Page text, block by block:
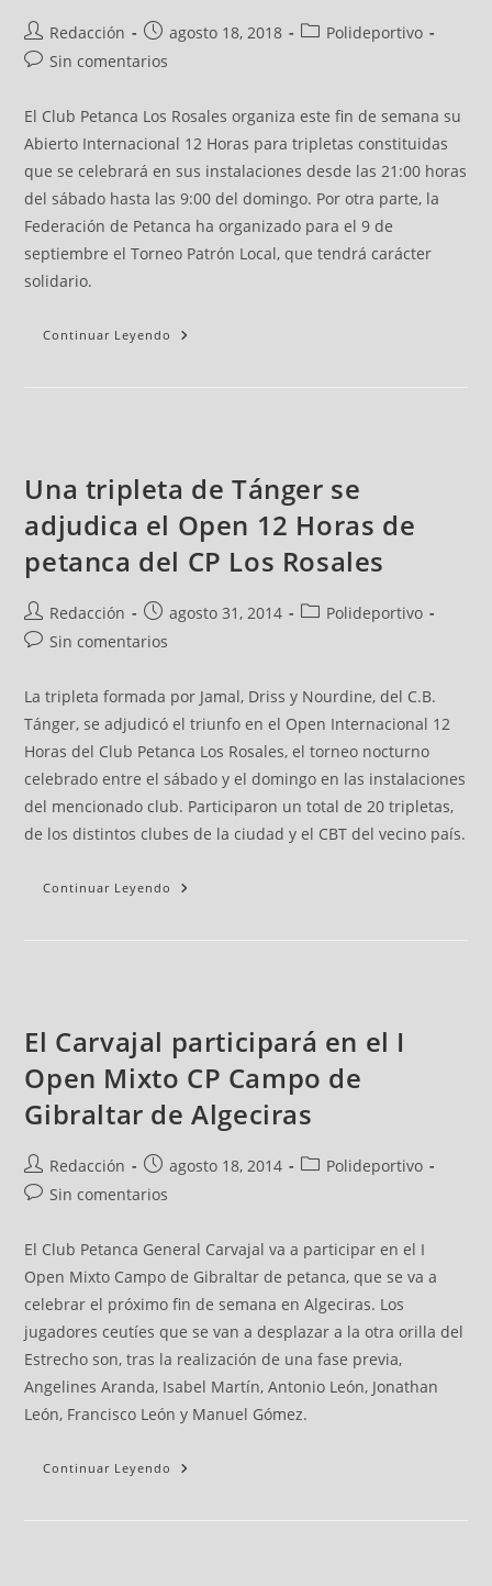
Redacción agosto 18, 2018
Polideportivo
Sin comentarios
El Club Petanca Los Rosales organiza este fin de semana su
Abierto Internacional 12 Horas para tripletas constituidas
que se celebrará en sus instalaciones desde las 21:00 horas
del sábado hasta las 9:00 del domingo. Por otra parte, la
Federación de Petanca ha organizado para el 9 de
septiembre el Torneo Patrón Local, que tendrá carácter
solidario.
Continuar Leyendo
Una tripleta de Tánger se
adjudica el Open 12 Horas de
petanca del CP Los Rosales
Redacción agosto 31, 2014
Polideportivo
Sin comentarios
La tripleta formada por Jamal, Driss y Nourdine, del C.B.
Tánger, se adjudicó el triunfo en el Open Internacional 12
Horas del Club Petanca Los Rosales, el torneo nocturno
celebrado entre el sábado y el domingo en las instalaciones
del mencionado club. Participaron un total de 20 tripletas,
de los distintos clubes de la ciudad y el CBT del vecino país.
Continuar Leyendo
El Carvajal participará en el I
Open Mixto CP Campo de
Gibraltar de Algeciras
Redacción agosto 18, 2014
Polideportivo
Sin comentarios
El Club Petanca General Carvajal va a participar en el I
Open Mixto Campo de Gibraltar de petanca, que se va a
celebrar el próximo fin de semana en Algeciras. Los
jugadores ceutíes que se van a desplazar a la otra orilla del
Estrecho son, tras la realización de una fase previa,
Angelines Aranda, Isabel Martín, Antonio León, Jonathan
León, Francisco León y Manuel Gómez.
Continuar Leyendo